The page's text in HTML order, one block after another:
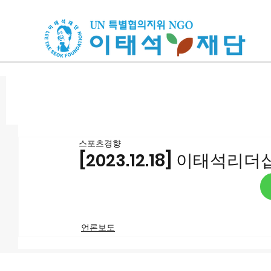
[2023.12.18] 이태석리
스포츠경향
언론보도